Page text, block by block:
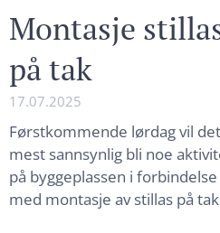
Montasje
på tak
17.07.2025
Førstkommende lørdag vil det
mest sannsynlig bli noe
på byggeplassen i forbindelse
med montasje av stillas på